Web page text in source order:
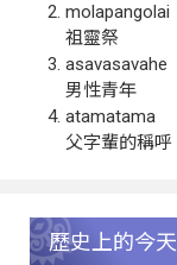
molapangolai
祖靈祭
asavasavahe
男性青年
atamatama
父字輩的稱呼
歷史上的今天